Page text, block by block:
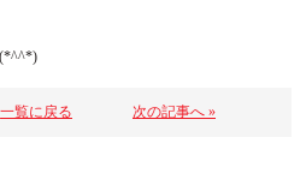
一覧に戻る 次の記事へ »